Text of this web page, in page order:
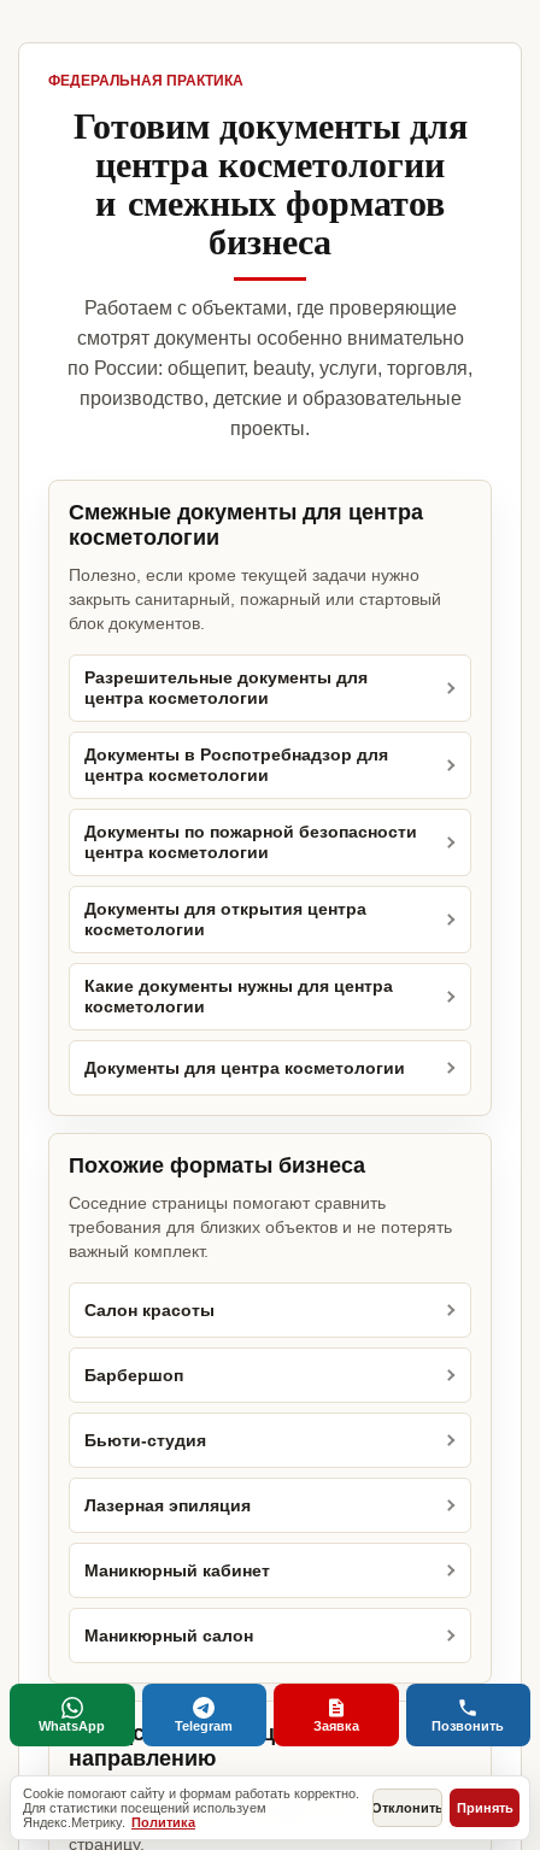
ФЕДЕРАЛЬНАЯ ПРАКТИКА
Готовим документы для
центра косметологии
и смежных форматов
бизнеса
Работаем с объектами, где проверяющие
смотрят документы особенно внимательно
по России: общепит, beauty, услуги, торговля,
производство, детские и образовательные
проекты.
Смежные документы для центра
косметологии
Полезно, если кроме текущей задачи нужно
закрыть санитарный, пожарный или стартовый
блок документов.
Разрешительные документы для
центра косметологии
Документы в Роспотребнадзор для
центра косметологии
Документы по пожарной безопасности
центра косметологии
Документы для открытия центра
косметологии
Какие документы нужны для центра
косметологии
Документы для центра косметологии
Похожие форматы бизнеса
Соседние страницы помогают сравнить
требования для близких объектов и не потерять
важный комплект.
Салон красоты
Барбершоп
Бьюти-студия
Лазерная эпиляция
Маникюрный кабинет
Маникюрный салон
Городские страницы по этому
направлению
Если объект работает в конкретном городе,
можно сразу открыть релевантную городскую
страницу.
Cookie помогают сайту и формам работать корректно.
Для статистики посещений используем
Яндекс.Метрику. Политика
Отклонить Принять
WhatsApp Telegram Заявка Позвонить